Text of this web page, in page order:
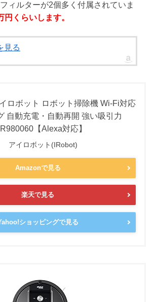
ィルターが2個多く付属されていま
円くらいします。
見る
ロボット ロボット掃除機 Wi-Fi対応
自動充電・自動再開 強い吸引力
R980060【Alexa対応】
アイロボット(IRobot)
Amazonで見る
楽天で見る
ショッピングで見る